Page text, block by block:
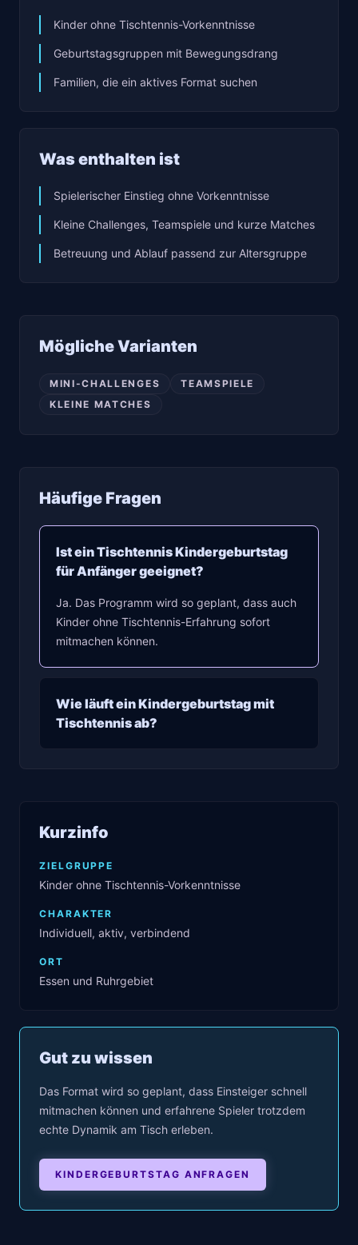
Kinder ohne Tischtennis-Vorkenntnisse
Geburtstagsgruppen mit Bewegungsdrang
Familien, die ein aktives Format suchen
Was enthalten ist
Spielerischer Einstieg ohne Vorkenntnisse
Kleine Challenges, Teamspiele und kurze Matches
Betreuung und Ablauf passend zur Altersgruppe
Mögliche Varianten
MINI-CHALLENGES
TEAMSPIELE
KLEINE MATCHES
Häufige Fragen
Ist ein Tischtennis Kindergeburtstag
für Anfänger geeignet?
Ja. Das Programm wird so geplant, dass auch
Kinder ohne Tischtennis-Erfahrung sofort
mitmachen können.
Wie läuft ein Kindergeburtstag mit
Tischtennis ab?
Kurzinfo
ZIELGRUPPE
Kinder ohne Tischtennis-Vorkenntnisse
CHARAKTER
Individuell, aktiv, verbindend
ORT
Essen und Ruhrgebiet
Gut zu wissen
Das Format wird so geplant, dass Einsteiger schnell
mitmachen können und erfahrene Spieler trotzdem
echte Dynamik am Tisch erleben.
KINDERGEBURTSTAG ANFRAGEN